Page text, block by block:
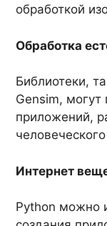
обработкой
Обработка
Библиотеки,
Gensim, могут
приложений,
Интернет
Python можно